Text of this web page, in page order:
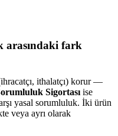
arasındaki fark
ithalatçı) korur —
Sigortası ise
yasal sorumluluk. İki ürün
veya ayrı olarak